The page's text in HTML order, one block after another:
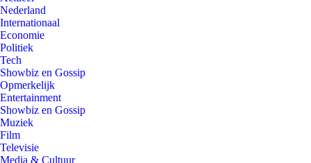
Nederland
Internationaal
Economie
Politiek
Tech
Showbiz en Gossip
Opmerkelijk
Entertainment
Showbiz en Gossip
Muziek
Film
Televisie
Media & Cultuur